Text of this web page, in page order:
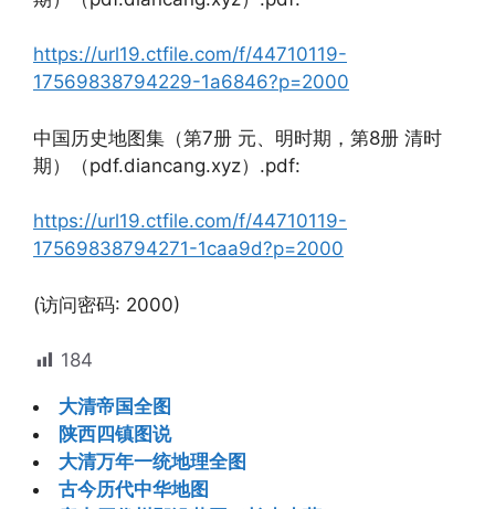
https://url19.ctfile.com/f/44710119-
17569838794229-1a6846?p=2000
中国历史地图集（第7册 元、明时期，第8册 清时
期）（pdf.diancang.xyz）.pdf:
https://url19.ctfile.com/f/44710119-
17569838794271-1caa9d?p=2000
(访问密码: 2000)
184
大清帝国全图
陕西四镇图说
大清万年一统地理全图
古今历代中华地图